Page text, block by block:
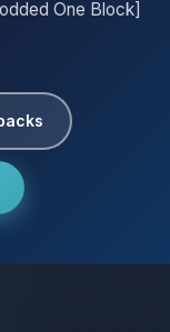
One Block]